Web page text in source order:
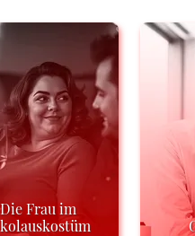
Die Frau im